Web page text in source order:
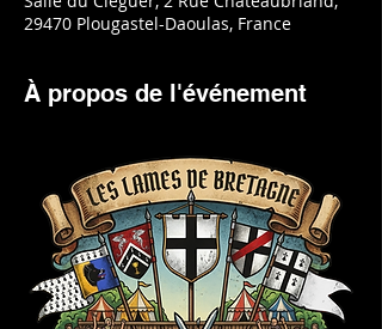
29470 Plougastel-Daoulas, France
À propos de l'événement